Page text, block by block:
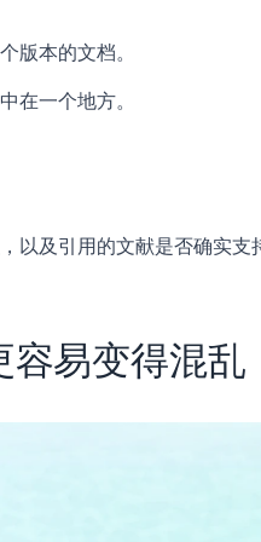
版本的文档。
在一个地方。
以及引用的文献是否确实支
容易变得混乱